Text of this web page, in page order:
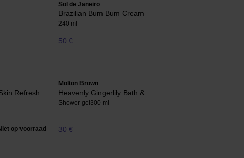
Sol de Janeiro
Brazilian Bum Bum Cream
240 ml
50 €
Refresh
op voorraad
Molton Brown
Heavenly Gingerlily Bath &
Shower gel 300 ml
30 €